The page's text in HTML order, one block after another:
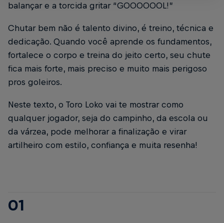
balançar e a torcida gritar “GOOOOOOL!”
Chutar bem não é talento divino, é treino, técnica e
dedicação. Quando você aprende os fundamentos,
fortalece o corpo e treina do jeito certo, seu chute
fica mais forte, mais preciso e muito mais perigoso
pros goleiros.
Neste texto, o Toro Loko vai te mostrar como
qualquer jogador, seja do campinho, da escola ou
da várzea, pode melhorar a finalização e virar
artilheiro com estilo, confiança e muita resenha!
01